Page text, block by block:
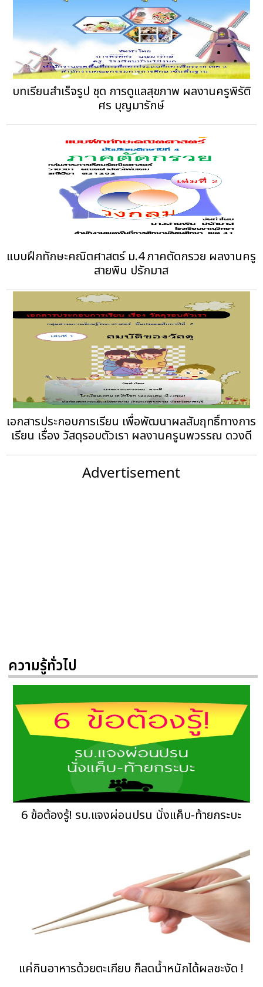
บทเรียนสำเร็จรูป ชุด การดูแลสุขภาพ ผลงานครูพิรัติ
ศร บุญมารักษ์
แบบฝึกทักษะคณิตศาสตร์ ม.4 ภาคตัดกรวย ผลงานครู
สายพิน ปรักมาส
เอกสารประกอบการเรียน เพื่อพัฒนาผลสัมฤทธิ์ทางการ
เรียน เรื่อง วัสดุรอบตัวเรา ผลงานครูนพวรรณ ดวงดี
Advertisement
ความรู้ทั่วไป
6 ข้อต้องรู้! รบ.แจงผ่อนปรน นั่งแค็บ-ท้ายกระบะ
แค่กินอาหารด้วยตะเกียบ ก็ลดน้ำหนักได้ผลชะงัด !